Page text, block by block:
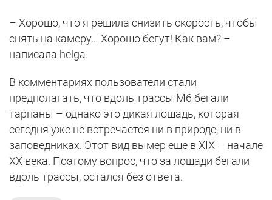
– Хорошо, что я решила снизить скорость, чтобы
снять на камеру… Хорошо бегут! Как вам? –
написала helga.
В комментариях пользователи стали
предполагать, что вдоль трассы М6 бегали
тарпаны – однако это дикая лошадь, которая
сегодня уже не встречается ни в природе, ни в
заповедниках. Этот вид вымер еще в XIX – начале
XX века. Поэтому вопрос, что за лощади бегали
вдоль трассы, остался без ответа.